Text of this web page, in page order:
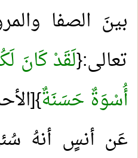
بينَ الصفا
تعالى:{لَقَدْ كَانَ
أُسْوَةٌ حَسَنَةٌ
عَن أنسٍ أنهُ